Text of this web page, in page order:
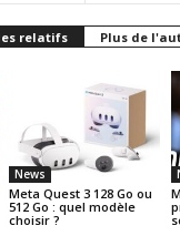
relatifs Plus de
News
Meta Quest 3 128 Go ou
512 Go : quel modèle
choisir ?